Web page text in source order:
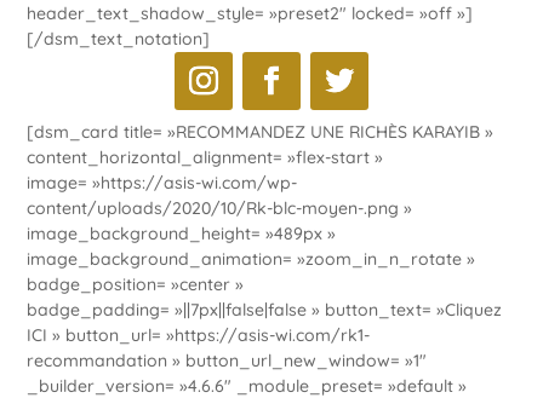
header_text_shadow_style= »preset2″ locked= »off »]
[/dsm_text_notation]
[dsm_card title= »RECOMMANDEZ UNE RICHÈS KARAYIB »
content_horizontal_alignment= »flex-start »
image= »https://asis-wi.com/wp-
content/uploads/2020/10/Rk-blc-moyen-.png »
image_background_height= »489px »
image_background_animation= »zoom_in_n_rotate »
badge_position= »center »
badge_padding= »||7px||false|false » button_text= »Cliquez
ICI » button_url= »https://asis-wi.com/rk1-
recommandation » button_url_new_window= »1″
_builder_version= »4.6.6″ _module_preset= »default »